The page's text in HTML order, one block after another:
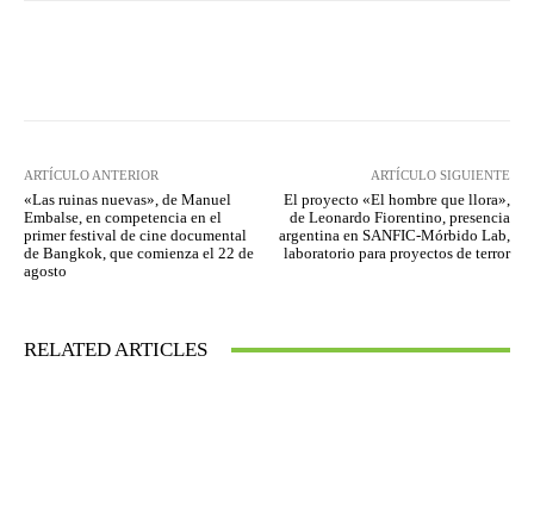
ARTÍCULO ANTERIOR
«Las ruinas nuevas», de Manuel
Embalse, en competencia en el
primer festival de cine documental
de Bangkok, que comienza el 22 de
agosto
ARTÍCULO SIGUIENTE
El proyecto «El hombre que llora»,
de Leonardo Fiorentino, presencia
argentina en SANFIC-Mórbido Lab,
laboratorio para proyectos de terror
RELATED ARTICLES